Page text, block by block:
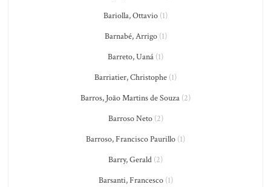
Bariolla, Ottavio (1)
Barnabé, Arrigo(1)
Barreto, Uaná (1)
Barriatier, Christophe (1)
Barros, João Martins de Souza (2)
Barroso Neto(2)
Barroso, Francisco Paurillo (1)
Barry, Gerald (2)
Barsanti, Francesco(1)